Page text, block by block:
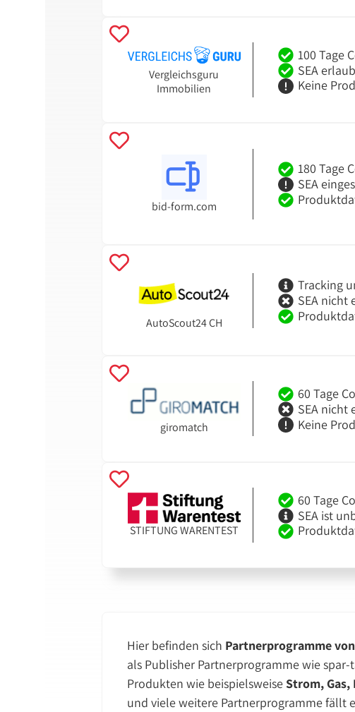
Vergleichsguru
Immobilien
100 Tage
SEA
Keine
bid-form.com
180 Tage
SEA
AutoScout24 CH
Tracking
SEA nicht
giromatch
60 Tage
SEA nicht
Keine
STIFTUNG WARENTEST
60 Tage
SEA ist
Hier befinden sich Partnerprogramme
als Publisher Partnerprogramme wie
Produkten wie beispielsweiseStrom, Gas,
und viele weitere Partnerprogramme fällt